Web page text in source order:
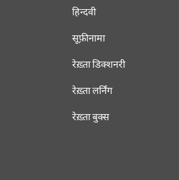
हिन्दवी
सूफ़ीनामा
रेख़्ता डिक्शनरी
रेख़्ता लर्निंग
रेख़्ता बुक्स